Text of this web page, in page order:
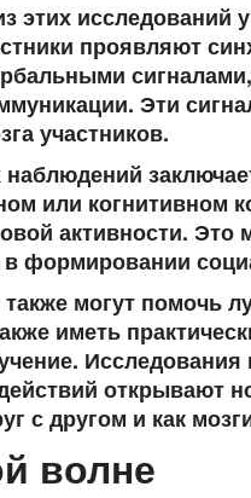
этих
проявляют
сигналами
Эти
участников.
или когнитивном
активности. Это
формировании
могут помочь
иметь
открывают
с другом и как
волне